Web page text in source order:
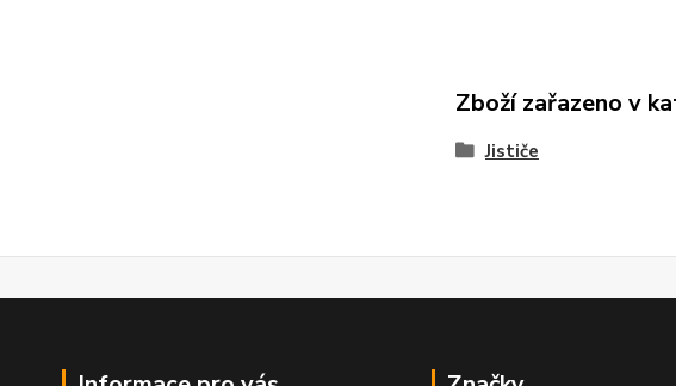
Zboží zařazeno v
Jističe